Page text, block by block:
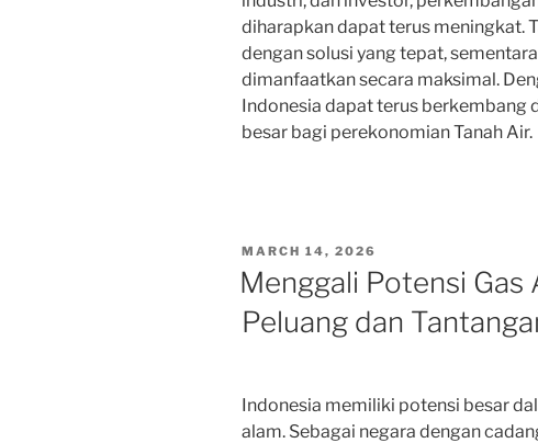
diharapkan dapat terus meningkat.
dengan solusi yang tepat,
dimanfaatkan secara maksimal.
Indonesia dapat terus berkembang
besar bagi perekonomian Tanah Air.
POSTED
MARCH 14, 2026
Menggali Potensi Gas
Peluang dan
Indonesia memiliki potensi besar
alam. Sebagai negara dengan